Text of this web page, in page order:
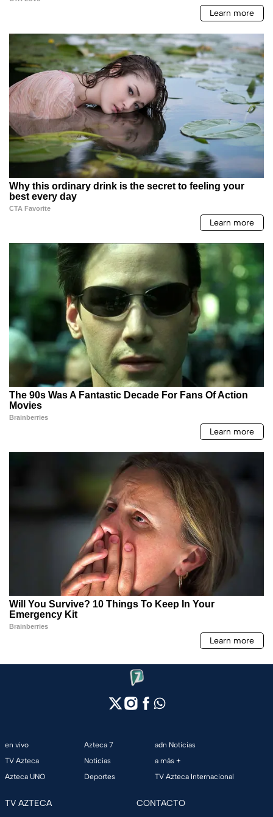
en vivo
TV Azteca
Azteca UNO
Azteca 7
Noticias
Deportes
adn Noticias
a más +
TV Azteca Internacional
TV AZTECA CONTACTO